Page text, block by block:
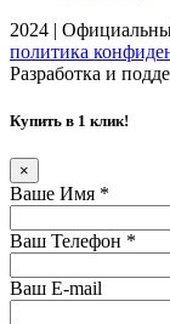
2024 |
политика
Разработка и
Купить в 1 клик!
×
Ваше Имя *
Ваш Телефон *
Ваш E-mail